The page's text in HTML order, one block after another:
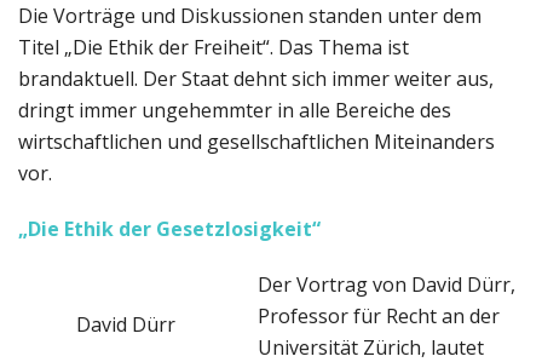
Die Vorträge und Diskussionen standen unter dem
Titel „Die Ethik der Freiheit“. Das Thema ist
brandaktuell. Der Staat dehnt sich immer weiter aus,
dringt immer ungehemmter in alle Bereiche des
wirtschaftlichen und gesellschaftlichen Miteinanders
vor.
„Die Ethik der Gesetzlosigkeit“
David Dürr
Der Vortrag von David Dürr,
Professor für Recht an der
Universität Zürich, lautet